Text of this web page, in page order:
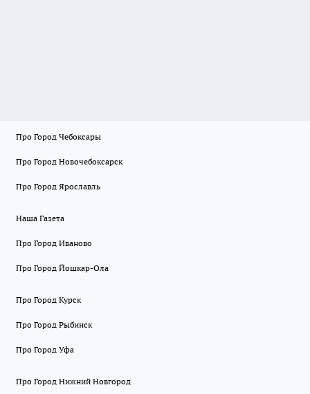
Про Город Чебоксары
Про Город Новочебоксарск
Про Город Ярославль
Наша Газета
Про Город Иваново
Про Город Йошкар-Ола
Про Город Курск
Про Город Рыбинск
Про Город Уфа
Про Город Нижний Новгород